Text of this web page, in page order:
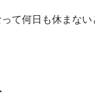
て何日も休まな